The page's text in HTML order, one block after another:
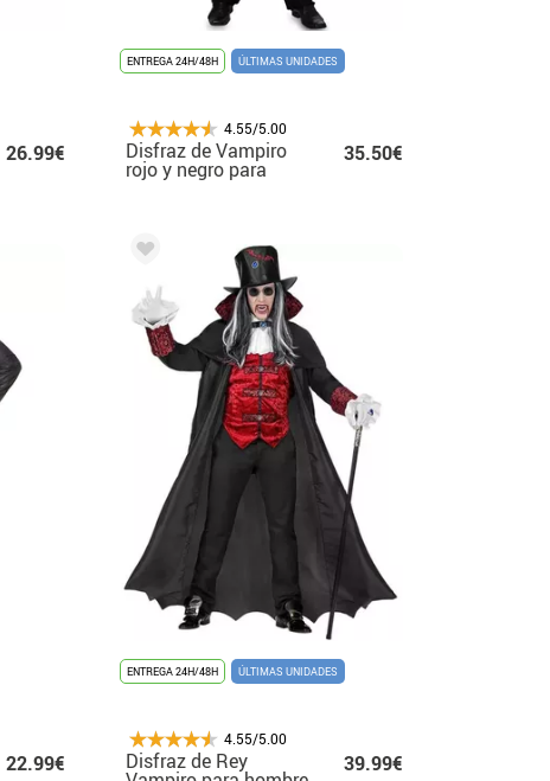
26.99€
ENTREGA 24H/48H ÚLTIMAS UNIDADES
4.55/5.00
Disfraz de Vampiro
rojo y negro para
hombre
35.50€
22.99€
ENTREGA 24H/48H ÚLTIMAS UNIDADES
4.55/5.00
Disfraz de Rey 39.99€